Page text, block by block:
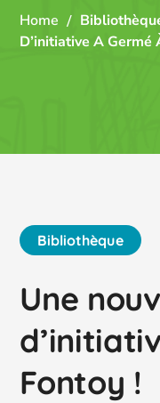
Home
D’initiative A Germé
Bibliothèque
Une
Fontoy !